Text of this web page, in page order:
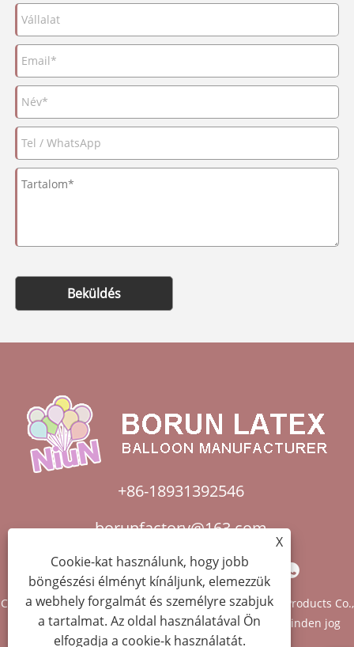
Beküldés
+86-18931392546
borunfactory@163.com
Copyright © 2022 China Hebei Xiongxian Borun Latex Products Co.,
LTD. - Balloon Arch, Bobo Balloons, Latex Balloon - Minden jog
fenntartva.
X
Cookie-kat használunk, hogy jobb
böngészési élményt kínáljunk, elemezzük
a webhely forgalmát és személyre szabjuk
a tartalmat. Az oldal használatával Ön
elfogadja a cookie-k használatát.